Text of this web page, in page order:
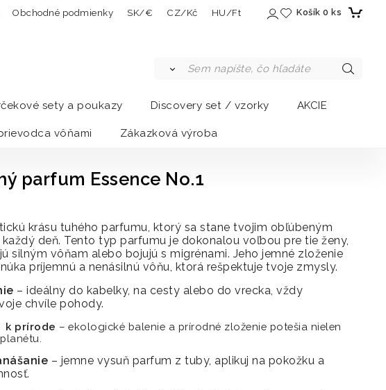
Obchodné podmienky SK/€ CZ/Kč HU/Ft Košík 0 ks
sety a poukazy Discovery set / vzorky AKCIE
vôňami Zákazková výroba
parfum Essence No.1
krásu tuhého parfumu, ktorý sa stane tvojim obľúbeným
deň. Tento typ parfumu je dokonalou voľbou pre tie ženy,
silným vôňam alebo bojujú s migrénami. Jeho jemné zloženie
príjemnú a nenásilnú vôňu, ktorá rešpektuje tvoje zmysly.
– ideálny do kabelky, na cesty alebo do vrecka, vždy
chvíle pohody.
k prírode – ekologické balenie a prírodné zloženie potešia nielen
– jemne vysuň parfum z tuby, aplikuj na pokožku a